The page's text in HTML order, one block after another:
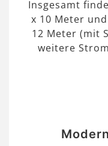
Insgesamt
x 10 Meter
12 Meter (mit
weitere